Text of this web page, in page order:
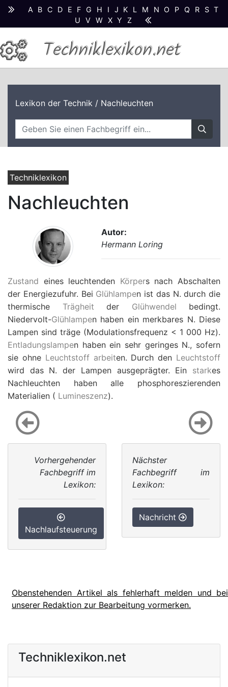
A B C D E F G H I J K L M N O P Q R S T
U
V W X Y Z
Techniklexikon.net
Lexikon der Technik / Nachleuchten
Techniklexikon
Nachleuchten
Autor:
Hermann Loring
Zustand eines leuchtenden Körpers nach Abschalten
der Energiezufuhr. Bei Glühlampen ist das N. durch die
thermische Trägheit der Glühwendel bedingt.
Niedervolt-Glühlampen haben ein merkbares N. Diese
Lampen sind träge (Modulationsfrequenz < 1 000 Hz).
Entladungslampen haben ein sehr geringes N., sofern
sie ohne Leuchtstoff arbeiten. Durch den Leuchtstoff
wird das N. der Lampen ausgeprägter. Ein starkes
Nachleuchten haben alle phosphoreszierenden
Materialien ( Lumineszenz).
Vorhergehender
Fachbegriff im
Lexikon:
Nachlaufsteuerung
Nächster
Fachbegriff im
Lexikon:
Nachricht
Obenstehenden Artikel als fehlerhaft melden und bei
unserer Redaktion zur Bearbeitung vormerken.
Techniklexikon.net